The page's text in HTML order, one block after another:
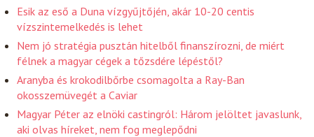
Esik az eső a Duna vízgyűjtőjén, akár 10-20 centis
vízszintemelkedés is lehet
Nem jó stratégia pusztán hitelből finanszírozni, de miért
félnek a magyar cégek a tőzsdére lépéstől?
Aranyba és krokodilbőrbe csomagolta a Ray-Ban
okosszemüvegét a Caviar
Magyar Péter az elnöki castingról: Három jelöltet javaslunk,
aki olvas híreket, nem fog meglepődni